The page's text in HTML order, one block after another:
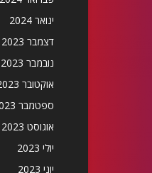
ינואר 2024
דצמבר 2023
נובמבר 2023
אוקטובר 2023
ספטמבר 2023
אוגוסט 2023
יולי 2023
יוני 2023